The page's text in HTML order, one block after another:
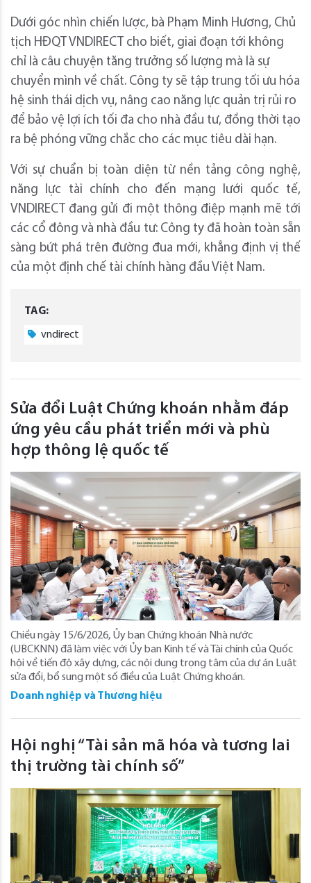
Dưới góc nhìn chiến lược, bà Phạm Minh Hương, Chủ
tịch HĐQT VNDIRECT cho biết, giai đoạn tới không
chỉ là câu chuyện tăng trưởng số lượng mà là sự
chuyển mình về chất. Công ty sẽ tập trung tối ưu hóa
hệ sinh thái dịch vụ, nâng cao năng lực quản trị rủi ro
để bảo vệ lợi ích tối đa cho nhà đầu tư, đồng thời tạo
ra bệ phóng vững chắc cho các mục tiêu dài hạn.
Với sự chuẩn bị toàn diện từ nền tảng công nghệ,
năng lực tài chính cho đến mạng lưới quốc tế,
VNDIRECT đang gửi đi một thông điệp mạnh mẽ tới
các cổ đông và nhà đầu tư: Công ty đã hoàn toàn sẵn
sàng bứt phá trên đường đua mới, khẳng định vị thế
của một định chế tài chính hàng đầu Việt Nam.
TAG:
vndirect
Sửa đổi Luật Chứng khoán nhằm đáp
ứng yêu cầu phát triển mới và phù
hợp thông lệ quốc tế
Chiều ngày 15/6/2026, Ủy ban Chứng khoán Nhà nước
(UBCKNN) đã làm việc với Ủy ban Kinh tế và Tài chính của Quốc
hội về tiến độ xây dựng, các nội dung trọng tâm của dự án Luật
sửa đổi, bổ sung một số điều của Luật Chứng khoán.
Doanh nghiệp và Thương hiệu
Hội nghị “Tài sản mã hóa và tương lai
thị trường tài chính số”